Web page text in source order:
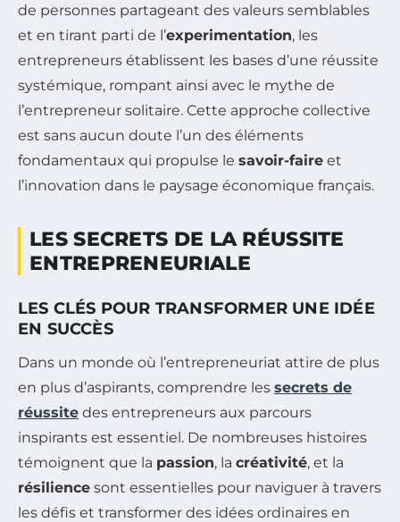
de personnes partageant des valeurs semblables
et en tirant parti de l’experimentation, les
entrepreneurs établissent les bases d’une réussite
systémique, rompant ainsi avec le mythe de
l’entrepreneur solitaire. Cette approche collective
est sans aucun doute l’un des éléments
fondamentaux qui propulse le savoir-faire et
l’innovation dans le paysage économique français.
LES SECRETS DE LA RÉUSSITE
ENTREPRENEURIALE
LES CLÉS POUR TRANSFORMER UNE IDÉE
EN SUCCÈS
Dans un monde où l’entrepreneuriat attire de plus
en plus d’aspirants, comprendre les secrets de
réussite des entrepreneurs aux parcours
inspirants est essentiel. De nombreuses histoires
témoignent que la passion, la créativité, et la
résilience sont essentielles pour naviguer à travers
les défis et transformer des idées ordinaires en